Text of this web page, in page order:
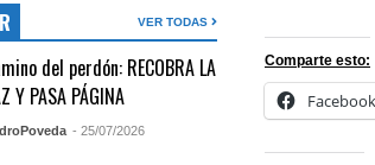
Comparte esto:
Facebook
VER TODAS
del perdón: RECOBRA LA
Y PASA PÁGINA
- 25/07/2026